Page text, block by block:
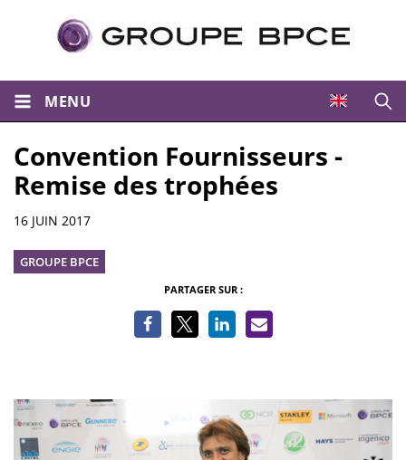
MENU
Convention Fournisseurs -
Remise des trophées
Informations
16 JUIN 2017
GROUPE BPCE
PARTAGER SUR :